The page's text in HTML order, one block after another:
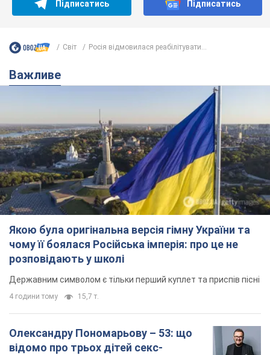
Підписатись Підписатись
Світ Росія відмовилася реабілітувати...
Важливе
Якою була оригінальна версія гімну України та
чому її боялася Російська імперія: про це не
розповідають у школі
Державним символом є тільки перший куплет та приспів пісні
4 години тому 15,7 т.
Олександру Пономарьову – 53: що
відомо про трьох дітей секс-